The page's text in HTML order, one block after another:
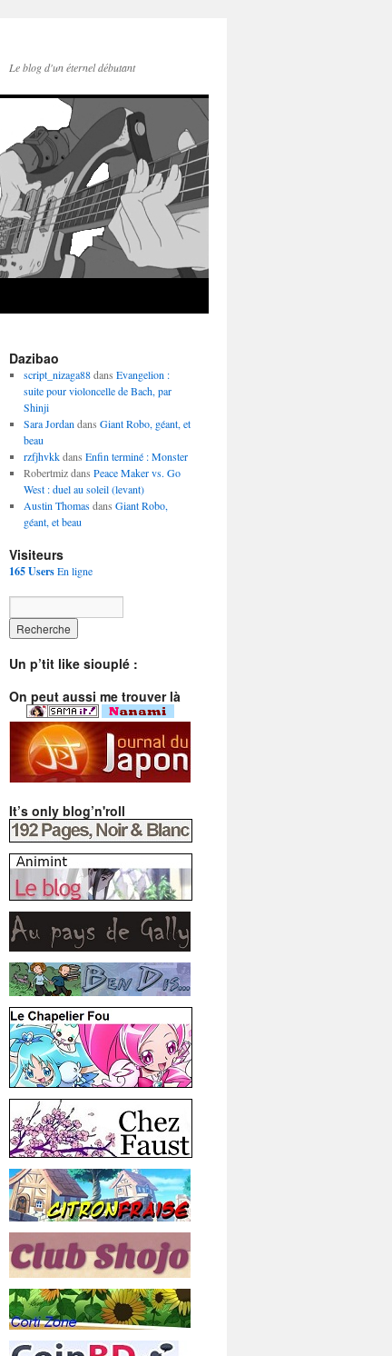
Le blog d'un éternel débutant
Dazibao
script_nizaga88dans Evangelion :
suite pour violoncelle de Bach, par
Shinji
Sara Jordan dans Giant Robo, géant, et
beau
rzfjhvkkdans Enfin terminé : Monster
Robertmiz dans Peace Maker vs. Go
West : duel au soleil (levant)
Austin Thomasdans Giant Robo,
géant, et beau
Visiteurs
165 UsersEn ligne
Un p’tit like siouplé :
On peut aussi me trouver là
It’s only blog’n'roll